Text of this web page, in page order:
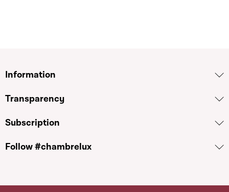
Information
Transparency
Subscription
Follow #chambrelux